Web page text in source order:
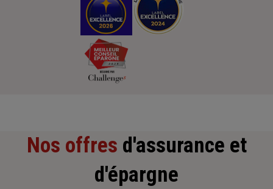
Nos offres d'assurance et
d'épargne